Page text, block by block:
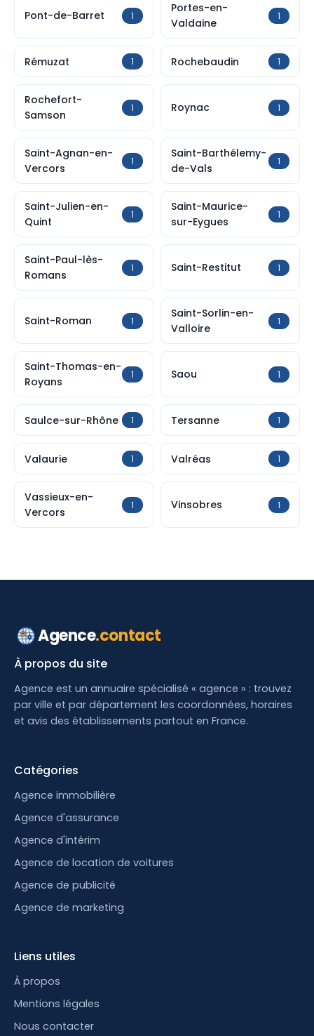
Pont-de-Barret 1
Portes-en-
Valdaine
1
Rémuzat 1 Rochebaudin 1
Rochefort-
Samson
1 Roynac 1
Saint-Agnan-en-
Vercors
1
Saint-Barthélemy-
de-Vals
1
Saint-Julien-en-
Quint
1
Saint-Maurice-
sur-Eygues
1
Saint-Paul-lès-
Romans
1 Saint-Restitut 1
Saint-Roman 1
Saint-Sorlin-en-
Valloire
1
Saint-Thomas-en-
Royans
1 Saou 1
Saulce-sur-Rhône 1 Tersanne 1
Valaurie 1 Valréas 1
Vassieux-en-
Vercors
1 Vinsobres 1
Agence.contact
À propos du site
Agence est un annuaire spécialisé « agence » : trouvez
par ville et par département les coordonnées, horaires
et avis des établissements partout en France.
Catégories
Agence immobilière
Agence d'assurance
Agence d'intérim
Agence de location de voitures
Agence de publicité
Agence de marketing
Liens utiles
À propos
Mentions légales
Nous contacter